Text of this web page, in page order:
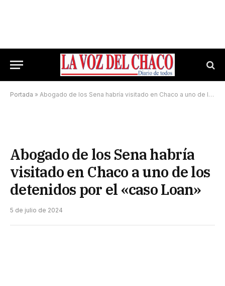
Portada » Abogado de los Sena habría visitado en Chaco a uno de los detenidos por el «caso Loan»
Abogado de los Sena habría
visitado en Chaco a uno de los
detenidos por el «caso Loan»
5 de julio de 2024